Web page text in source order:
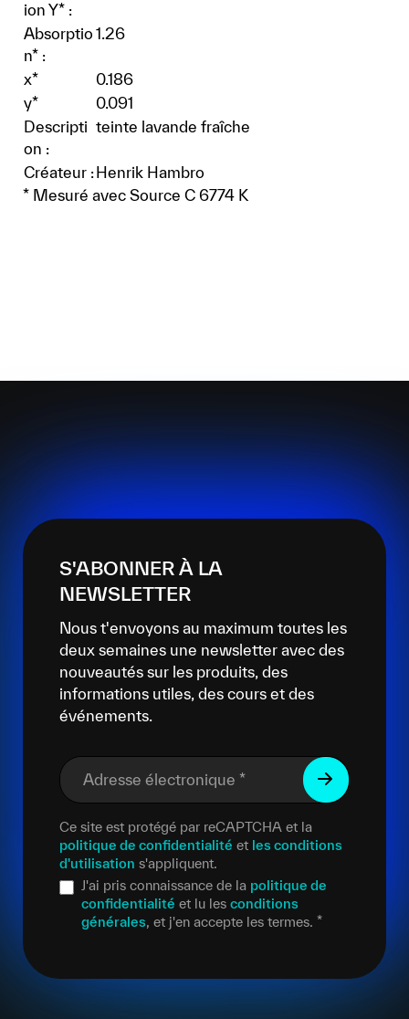
ion Y* :
Absorptio
n* :
1.26
x*
0.186
y*
0.091
Descripti
on :
teinte lavande fraîche
Créateur :Henrik Hambro
* Mesuré avec Source C 6774 K
S'ABONNER À LA
NEWSLETTER
Nous t'envoyons au maximum toutes les
deux semaines une newsletter avec des
nouveautés sur les produits, des
informations utiles, des cours et des
événements.
Adresse électronique *
Ce site est protégé par reCAPTCHA et la
politique de confidentialité et les conditions
d'utilisation s'appliquent.
J'ai pris connaissance de la politique de
confidentialité et lu les conditions
générales, et j'en accepte les termes. *